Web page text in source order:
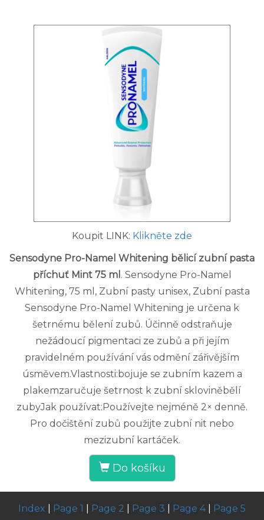
Koupit LINK: Klikněte zde
Sensodyne Pro-Namel Whitening bělicí zubní pasta
příchuť Mint 75 ml . Sensodyne Pro-Namel
Whitening, 75 ml, Zubní pasty unisex, Zubní pasta
Sensodyne Pro-Namel Whitening je určena k
šetrnému bělení zubů. Účinně odstraňuje
nežádoucí pigmentaci ze zubů a při jejím
pravidelném používání vás odmění zářivějším
úsměvem.Vlastnosti:bojuje se zubním kazem a
plakemzaručuje šetrnost k zubní skloviněbělí
zubyJak používat:Používejte nejméně 2× denně.
Pro dočištění zubů použijte zubní nit nebo
mezizubní kartáček.
Do košíku
Index Page 1 Page 2 Page 3 Page 4| Page 5